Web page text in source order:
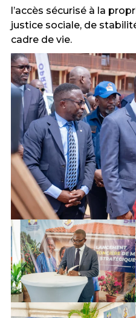
l’accès sécurisé à la
justice sociale, de
cadre de vie.